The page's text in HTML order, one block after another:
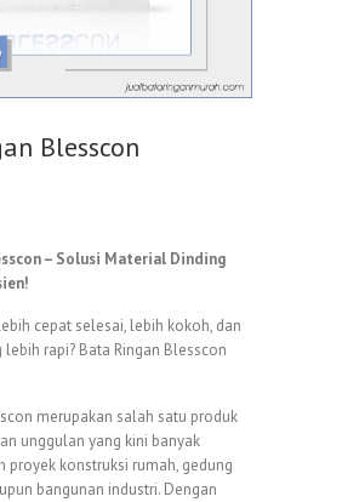
Blesscon
– Solusi Material Dinding
cepat selesai, lebih kokoh, dan
rapi? Bata Ringan Blesscon
merupakan salah satu produk
unggulan yang kini banyak
proyek konstruksi rumah, gedung
bangunan industri. Dengan